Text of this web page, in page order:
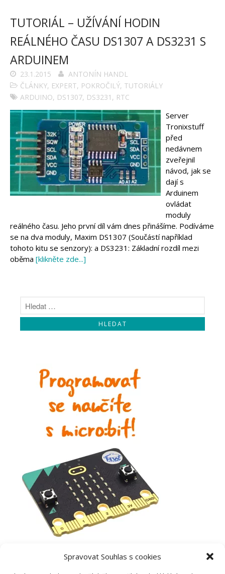
Spravovat Souhlas s cookies
TUTORIÁL – UŽÍVÁNÍ HODIN
REÁLNÉHO ČASU DS1307 A DS3231 S
ARDUINEM
23.1.2015
ANTONÍN HANDL
ČLÁNKY, EXPERT, POKROČILÝ, TUTORIÁLY
ARDUINO, DS1307, DS3231 , RTC
Server
Tronixstuff
před
nedávnem
zveřejnil
návod, jak se
dají s
Arduinem
ovládat
moduly
reálného času. Jeho první díl vám dnes přinášíme. Podíváme
se na dva moduly, Maxim DS1307 (Součástí například
tohoto kitu se senzory): a DS3231: Základní rozdíl mezi
oběma [klikněte zde...]